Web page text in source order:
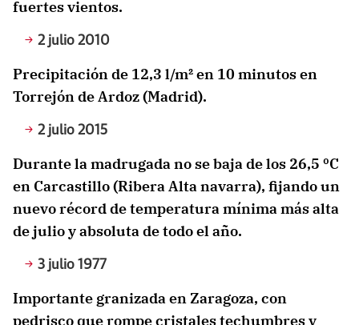
fuertes vientos.
2 julio 2010
Precipitación de 12,3 l/m² en 10 minutos en
Torrejón de Ardoz (Madrid).
2 julio 2015
Durante la madrugada no se baja de los 26,5 ºC
en Carcastillo (Ribera Alta navarra), fijando un
nuevo récord de temperatura mínima más alta
de julio y absoluta de todo el año.
3 julio 1977
Importante granizada en Zaragoza, con
pedrisco que rompe cristales techumbres y